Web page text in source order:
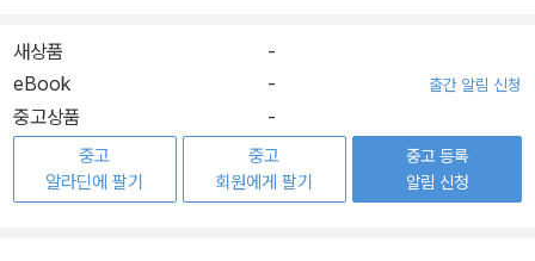
새상품
-
eBook
- 출간 알림 신청
중고상품 -
중고
알라딘에 팔기
중고
회원에게 팔기
중고 등록
알림 신청